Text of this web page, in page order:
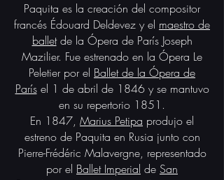
Paquita es la creación del compositor
francés Édouard Deldevez y el maestro de
balletde la Ópera de París Joseph
Mazilier. Fue estrenado en la Ópera Le
Peletier por el Ballet de la Ópera de
Parísel 1 de abril de 1846 y se mantuvo
en su repertorio 1851.​
En 1847, Marius Petipa produjo el
estreno de Paquita en Rusia junto con
Pierre-Frédéric Malavergne, representado
por el Ballet Imperial de San